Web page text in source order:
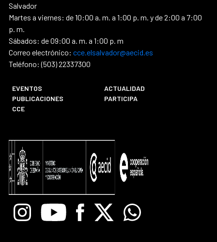
Salvador
Martes a viernes: de 10:00 a. m. a 1:00 p. m. y de 2:00 a 7:00
p. m.
Sábados: de 09:00 a. m. a 1:00 p. m
Correo electrónico: cce.elsalvador@aecid.es
Teléfono: (503) 22337300
EVENTOS
ACTUALIDAD
PUBLICACIONES
PARTICIPA
CCE
InstagramYoutube Facebook
X Whatsapp